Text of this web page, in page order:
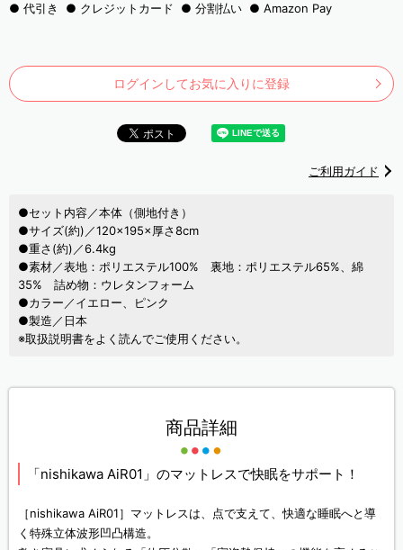
代引き
クレジットカード 分割払い Amazon Pay
ログインしてお気に入りに登録
ご利用ガイド
●セット内容／本体（側地付き）
●サイズ(約)／120×195×厚さ8cm
●重さ(約)／6.4kg
●素材／表地：ポリエステル100% 裏地：ポリエステル65%、綿
35% 詰め物：ウレタンフォーム
●カラー／イエロー、ピンク
●製造／日本
※取扱説明書をよく読んでご使用ください。
商品詳細
「nishikawa AiR01」のマットレスで快眠をサポート！
［nishikawa AiR01］マットレスは、点で支えて、快適な睡眠へと導
く特殊立体波形凹凸構造。